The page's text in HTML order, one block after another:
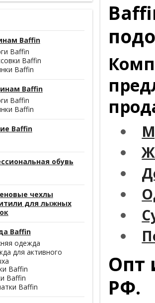
Baffin
Baffin
Baffin
Baffin
Baffin
Baffin
Baffin
Baffin
обувь
чехлы
для лыжных
Baffin
одежда
для активного
Baffin
Baffin
Baffin
Опт
РФ.